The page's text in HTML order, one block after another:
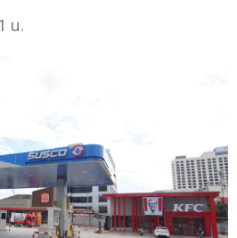
น.